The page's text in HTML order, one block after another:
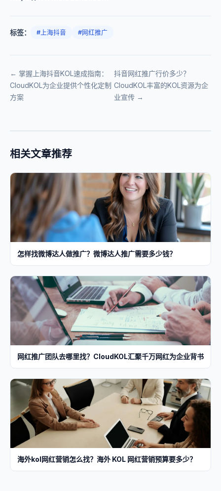
标签： #上海抖音 #网红推广
← 掌握上海抖音KOL速成指南：
CloudKOL为企业提供个性化定制
方案
抖音网红推广行价多少？
CloudKOL丰富的KOL资源为企
业宣传 →
相关文章推荐
怎样找微博达人做推广？微博达人推广需要多少钱？
网红推广团队去哪里找？CloudKOL汇聚千万网红为企业背书
海外kol网红营销怎么找？海外 KOL 网红营销预算要多少？